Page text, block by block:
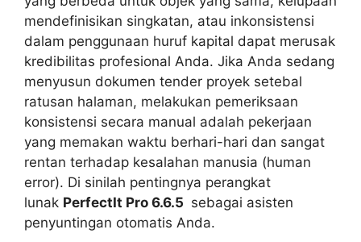
mendefinisikan singkatan, atau inkonsistensi
dalam penggunaan huruf kapital dapat merusak
kredibilitas profesional Anda. Jika Anda sedang
menyusun dokumen tender proyek setebal
ratusan halaman, melakukan pemeriksaan
konsistensi secara manual adalah pekerjaan
yang memakan waktu berhari-hari dan sangat
rentan terhadap kesalahan manusia (human
error). Di sinilah pentingnya perangkat
lunak PerfectIt Pro 6.6.5 sebagai asisten
penyuntingan otomatis Anda.